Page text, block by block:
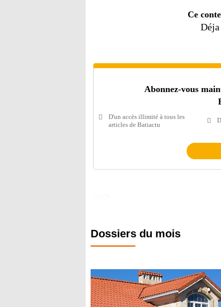
Ce
Déja
Abonnez-vous
D'un accès illimité à tous les
articles de Batiactu
Dossiers du mois